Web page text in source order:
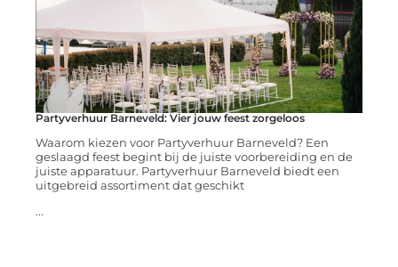
Partyverhuur Barneveld: Vier jouw feest zorgeloos
Waarom kiezen voor Partyverhuur Barneveld? Een
geslaagd feest begint bij de juiste voorbereiding en de
juiste apparatuur. Partyverhuur Barneveld biedt een
uitgebreid assortiment dat geschikt
...